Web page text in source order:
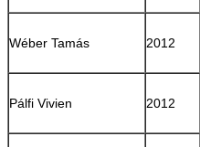
Wéber Tamás 2012
Pálfi Vivien 2012